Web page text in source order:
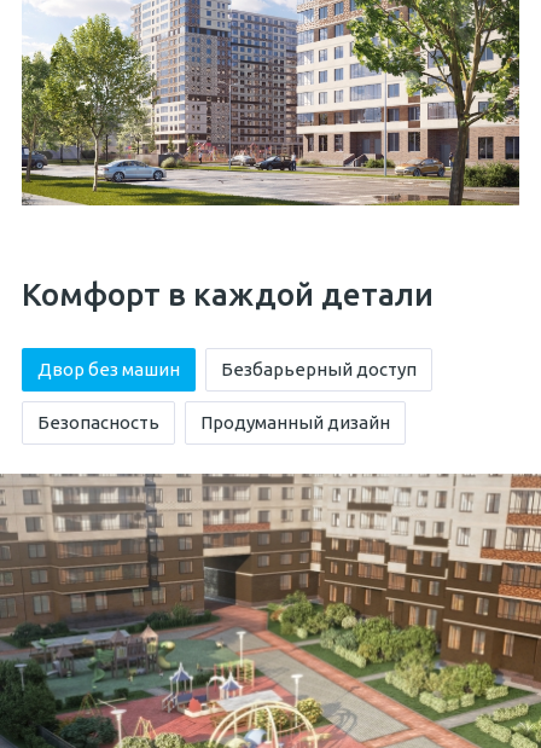
Комфорт в каждой детали
Двор без машин Безбарьерный доступ
Безопасность Продуманный дизайн